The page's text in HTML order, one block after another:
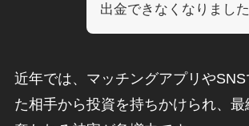
出金できなくなりました
近年では、マッチングアプリや
た相手から投資を持ちかけられ、最